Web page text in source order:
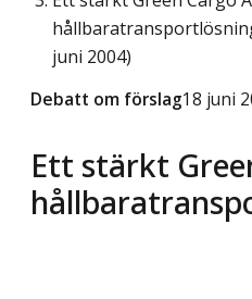
juni 2004)
Ett stärkt
Debatt om förslag18 juni